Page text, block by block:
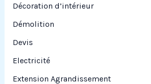
Décoration d’intérieur
Démolition
Devis
Electricité
Extension Agrandissement